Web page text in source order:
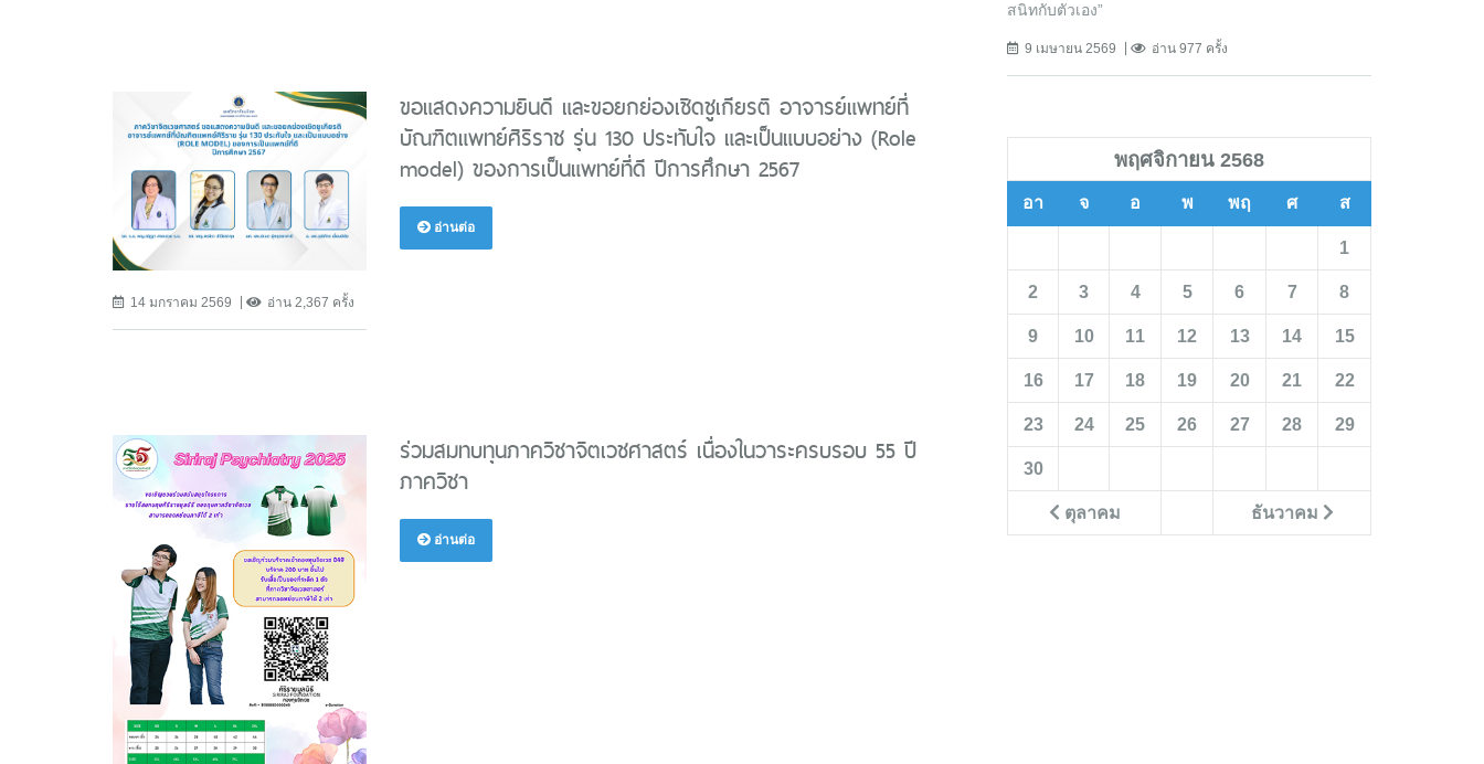
14 มกราคม 2569 อ่าน 2,367 ครั้ง
ขอแสดงความยินดี และขอยกย่องเชิดชูเกียรติ อาจารย์แพทย์ที่
บัณฑิตแพทย์ศิริราช รุ่น 130 ประทับใจ และเป็นแบบอย่าง (Role
model) ของการเป็นแพทย์ที่ดี ปีการศึกษา 2567
อ่านต่อ
ร่วมสมทบทุนภาควิชาจิตเวชศาสตร์ เนื่องในวาระครบรอบ 55 ปี
ภาควิชา
อ่านต่อ
สนิทกับตัวเอง”
9 เมษายน 2569 อ่าน 977 ครั้ง
พฤศจิกายน 2568
อา จ อ พ พฤ ศ ส
ตุลาคม ธันวาคม
1
2 3 4 5 6 7 8
9 10 11 12 13 14 15
16 17 18 19 20 21 22
23 24 25 26 27 28 29
30